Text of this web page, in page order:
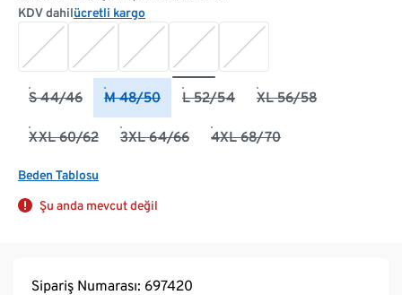
KDV dahilücretli kargo
S 44/46 M 48/50 L 52/54 XL 56/58
XXL 60/62 3XL 64/66 4XL 68/70
Beden Tablosu
Şu anda mevcut değil
Sipariş Numarası: 697420